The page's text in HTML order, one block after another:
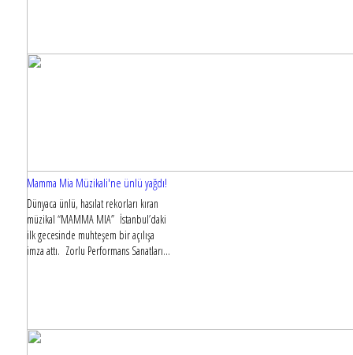
Mamma Mia Müzikali'ne ünlü yağdı!
Dünyaca ünlü, hasılat rekorları kıran
müzikal “MAMMA MIA” İstanbul’daki
ilk gecesinde muhteşem bir açılışa
imza attı. Zorlu Performans Sanatları...